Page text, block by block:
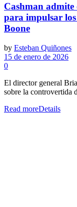
Cashman admite
para impulsar
Boone
by Esteban Quiñones
15 de enero de 2026
0
El director general
sobre la controvertida
Read moreDetails